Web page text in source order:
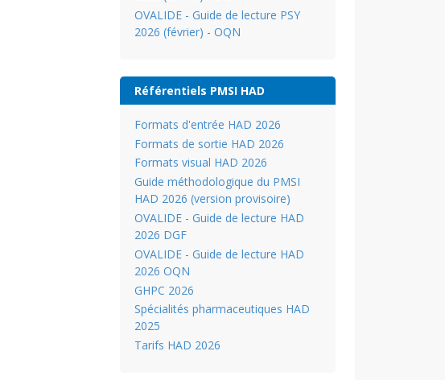
OVALIDE - Guide de lecture PSY
2026 (février) - OQN
Référentiels PMSI HAD
Formats d'entrée HAD 2026
Formats de sortie HAD 2026
Formats visual HAD 2026
Guide méthodologique du PMSI
HAD 2026 (version provisoire)
OVALIDE - Guide de lecture HAD
2026 DGF
OVALIDE - Guide de lecture HAD
2026 OQN
GHPC 2026
Spécialités pharmaceutiques HAD
2025
Tarifs HAD 2026